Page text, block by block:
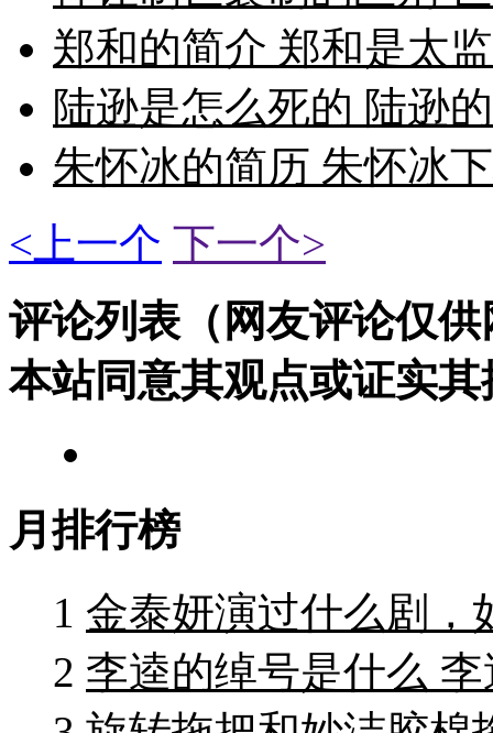
郑和的简介 郑和是太
陆逊是怎么死的 陆逊
朱怀冰的简历 朱怀冰
<上一个 下一个>
评论列表（网友评论仅
本站同意其观点或证实其
月排行榜
1 金泰妍演过什么剧，
2 李逵的绰号是什么